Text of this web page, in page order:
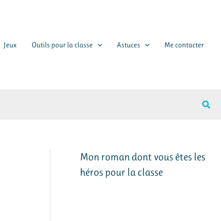
Jeux Outils pour la classe Astuces Me contacter
Mon roman dont vous êtes les
héros pour la classe